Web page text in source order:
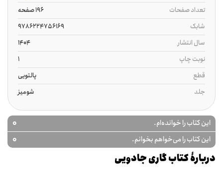
تعداد صفحات
196 صفحه
شابک
9786224756169
سال انتشار
1404
نوبت چاپ
1
قطع
پالتویی
جلد
شومیز
این کتاب را خوانده‌ام. 0
این کتاب را می‌خواهم بخوانم. 0
دربارۀ کتاب گاری جادویی